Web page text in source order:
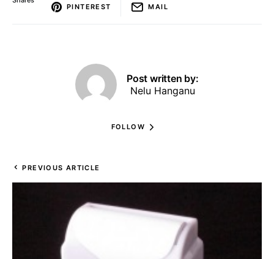
PINTEREST MAIL
Post written by:
Nelu Hanganu
FOLLOW
PREVIOUS ARTICLE